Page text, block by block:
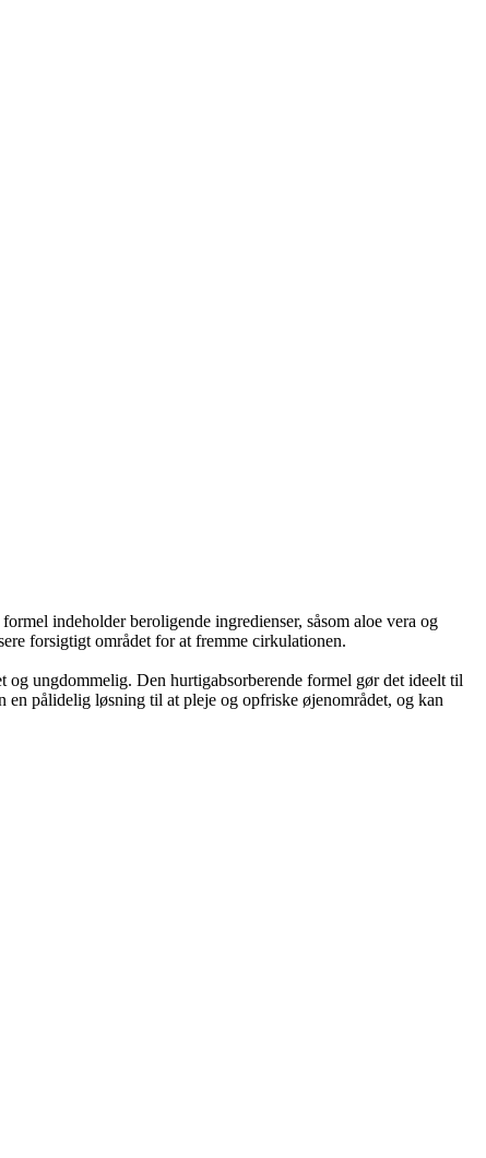
indeholder beroligende ingredienser, såsom aloe vera og
forsigtigt området for at fremme cirkulationen.
ungdommelig. Den hurtigabsorberende formel gør det ideelt til
pålidelig løsning til at pleje og opfriske øjenområdet, og kan